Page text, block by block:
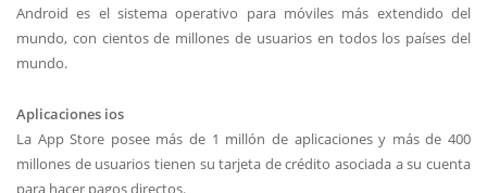
Android es el sistema operativo para móviles más extendido del
mundo, con cientos de millones de usuarios en todos los países del
mundo.
Aplicaciones ios
La App Store posee más de 1 millón de aplicaciones y más de 400
millones de usuarios tienen su tarjeta de crédito asociada a su cuenta
para hacer pagos directos.